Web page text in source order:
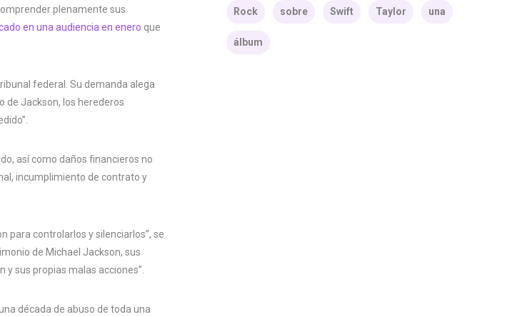
plenamente sus
en una audiencia en enero que
federal. Su demanda alega
de Jackson, los herederos
así como daños financieros no
incumplimiento de contrato y
para controlarlos y silenciarlos”, se
de Michael Jackson, sus
sus propias malas acciones”.
década de abuso de toda una
Rock sobre Swift Taylor una
álbum